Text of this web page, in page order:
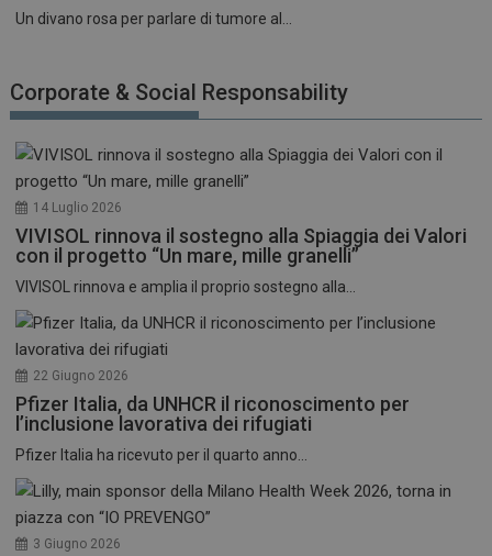
Un divano rosa per parlare di tumore al...
Corporate & Social Responsability
14 Luglio 2026
VIVISOL rinnova il sostegno alla Spiaggia dei Valori
con il progetto “Un mare, mille granelli”
VIVISOL rinnova e amplia il proprio sostegno alla...
22 Giugno 2026
Pfizer Italia, da UNHCR il riconoscimento per
l’inclusione lavorativa dei rifugiati
Pfizer Italia ha ricevuto per il quarto anno...
3 Giugno 2026
sito web abilitandone funzionalità di base quali la
NOME
FORNITORE / DOMINIO
.dailyhealthindustry.it
mese